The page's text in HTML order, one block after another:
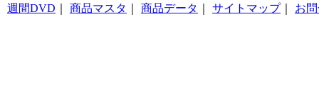
週間DVD
商品マスタ 商品データ サイトマップ｜ お